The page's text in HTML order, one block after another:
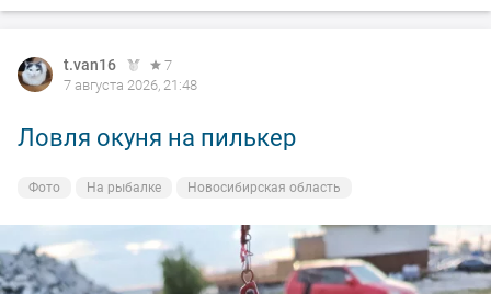
t.van16
7
7 августа 2026, 21:48
Ловля окуня на пилькер
Фото На рыбалке Новосибирская область